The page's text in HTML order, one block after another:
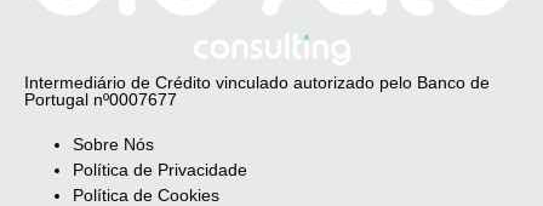
Intermediário de Crédito vinculado autorizado pelo Banco de
Portugal nº0007677
Sobre Nós
Política de Privacidade
Política de Cookies